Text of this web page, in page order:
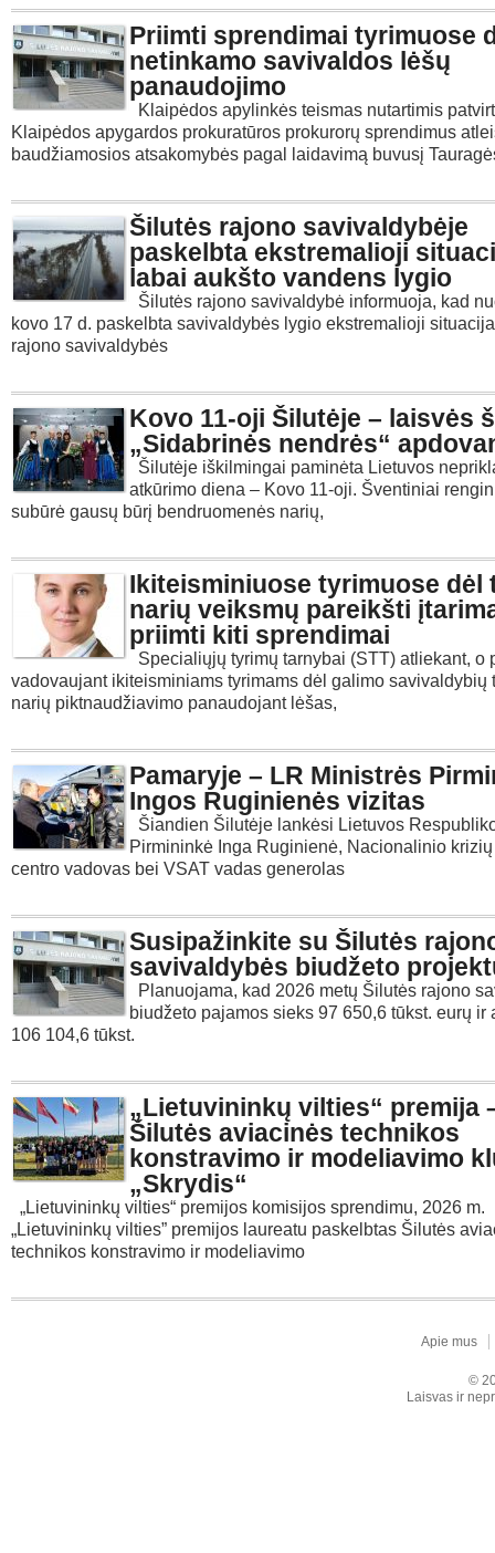
Priimti sprendimai tyrimuose
netinkamo savivaldos lėšų
panaudojimo
Klaipėdos apylinkės teismas nutartimis
Klaipėdos apygardos prokuratūros prokurorų sprendimus
baudžiamosios atsakomybės pagal laidavimą buvusį
Šilutės rajono savivaldybėje
paskelbta ekstremalioji
labai aukšto vandens lygio
Šilutės rajono savivaldybė informuoja, kad
kovo 17 d. paskelbta savivaldybės lygio ekstremalioji
rajono savivaldybės
Kovo 11-oji Šilutėje – laisvės
„Sidabrinės nendrės“
Šilutėje iškilmingai paminėta Lietuvos
atkūrimo diena – Kovo 11-oji. Šventiniai
subūrė gausų būrį bendruomenės narių,
Ikiteisminiuose tyrimuose dėl
narių veiksmų pareikšti
priimti kiti sprendimai
Specialiųjų tyrimų tarnybai (STT) atliekant, o
vadovaujant ikiteisminiams tyrimams dėl galimo savivaldybių
narių piktnaudžiavimo panaudojant lėšas,
Pamaryje – LR Ministrės
Ingos Ruginienės vizitas
Šiandien Šilutėje lankėsi Lietuvos
Pirmininkė Inga Ruginienė, Nacionalinio
centro vadovas bei VSAT vadas generolas
Susipažinkite su Šilutės
savivaldybės biudžeto
Planuojama, kad 2026 metų Šilutės rajono
biudžeto pajamos sieks 97 650,6 tūkst. eurų ir
106 104,6 tūkst.
„Lietuvininkų vilties“ premija
Šilutės aviacinės technikos
konstravimo ir modeliavimo
„Skrydis“
„Lietuvininkų vilties“ premijos komisijos sprendimu, 2026 m.
„Lietuvininkų vilties” premijos laureatu paskelbtas Šilutės
technikos konstravimo ir modeliavimo
Apie mus
©
Laisvas ir